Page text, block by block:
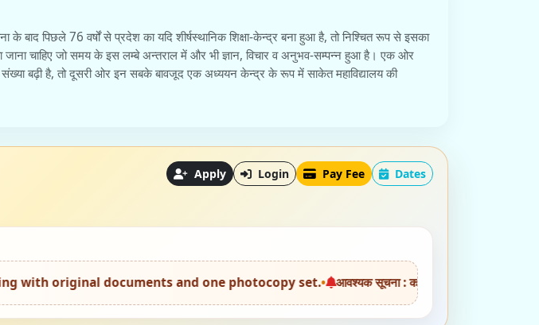
के बाद पिछले 76 वर्षों से प्रदेश का यदि शीर्षस्थानिक शिक्षा-केन्द्र बना हुआ है, तो निश्चित रूप से इसका
जाना चाहिए जो समय के इस लम्बे अन्तराल में और भी ज्ञान, विचार व अनुभव-सम्पन्न हुआ है। एक ओर
संख्या बढ़ी है, तो दूसरी ओर इन सबके बावजूद एक अध्ययन केन्द्र के रूप में साकेत महाविद्यालय की
Apply Login Pay Fee Dates
and one photocopy set.• आवश्यक सूचना : का० सु० साकेत स्नातकोत्तर महाविद्यालय में शैक्षणिक सत्र